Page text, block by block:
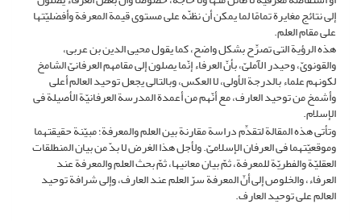
إلى نتائج مغایرة تمامًا لما یمکن أن نظنّه على مستوى قیمة المعرفة وأفضلیّتها
على مقام العلم.
هذه الرؤیة التی تصرِّح بشکل واضح، کما یقول محیی الدین بن عربی،
والقونویّ، وحیدر الآملیّ، بأنّ العرفاء إنّما یصلون إلى مقامهم العرفانیّ الشامخ
لکونهم علماء بالدرجة الأولى، لا العکس، وبالتالی یجعل توحید العالم أعلى
وأشمخ من توحید العارف، مع أنّهم من أعمدة المدرسة العرفانیّة الأصیلة فی
الإسلام.
وتأتی هذه المقالة لتقدِّم دراسة مقارنة بین العلم والمعرفة؛ مبیّنة حقیقتهما
وموقعیّتهما فی العرفان الإسلامیّ. ولأجل هذا الغرض لا بدّ من بیان المنطلقات
العقلیّة والفطریّة للمعرفة، ثمّ بیان معانیها، ثمّ بحث العلم والمعرفة عند
العرفاء، والخلوص إلى أنّ المعرفة سرّ العلم عند العارف، وإلى شرافة توحید
العالم على توحید العارف.